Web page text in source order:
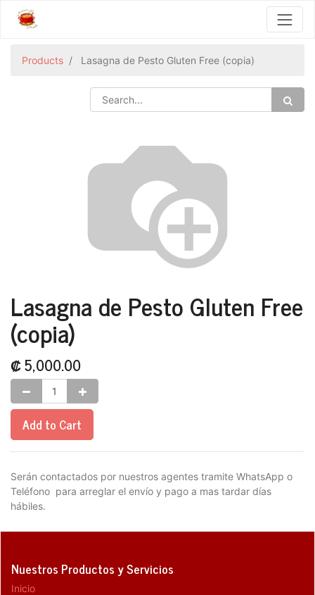
Products Lasagna de Pesto Gluten Free (copia)
Lasagna de Pesto Gluten Free
(copia)
₡5,000.00
Add to Cart
Serán contactados por nuestros agentes tramite WhatsApp o
Teléfono para arreglar el envío y pago a mas tardar días
hábiles.
Nuestros Productos y Servicios
Inicio